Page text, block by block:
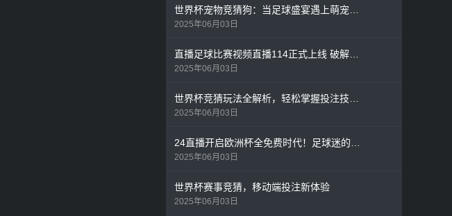
世界杯宠物竞猜狗：当足球盛宴遇上萌宠预测热潮
2025年06月03日
直播足球比赛视频直播114正式上线 破解体育赛事观看新痛点
2025年06月03日
世界杯竞猜玩法全解析，轻松掌握投注技巧与策略
2025年06月03日
24直播开启欧洲杯全免费时代！足球迷的狂欢永不掉线
2025年06月03日
世界杯赛事竞猜，移动端投注新体验
2025年06月03日